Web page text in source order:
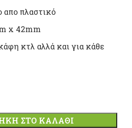
πλαστικό
x 42mm
κτλ αλλά και για κάθε
ΣΤΟ ΚΑΛΆΘΙ